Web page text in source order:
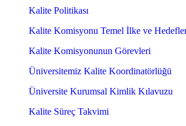
Kalite Politikası
Kalite Komisyonu Temel İlke ve
Kalite Komisyonunun Görevleri
Üniversitemiz Kalite Koordinatörlüğü
Üniversite Kurumsal Kimlik Kılavuzu
Kalite Süreç Takvimi